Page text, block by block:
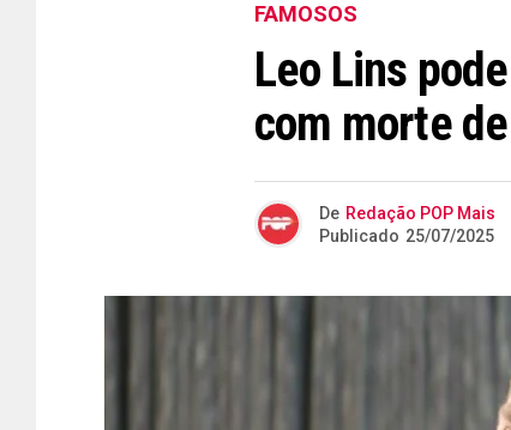
FAMOSOS
Leo Lins
com morte
De Redação POP Mais
Publicado 25/07/2025